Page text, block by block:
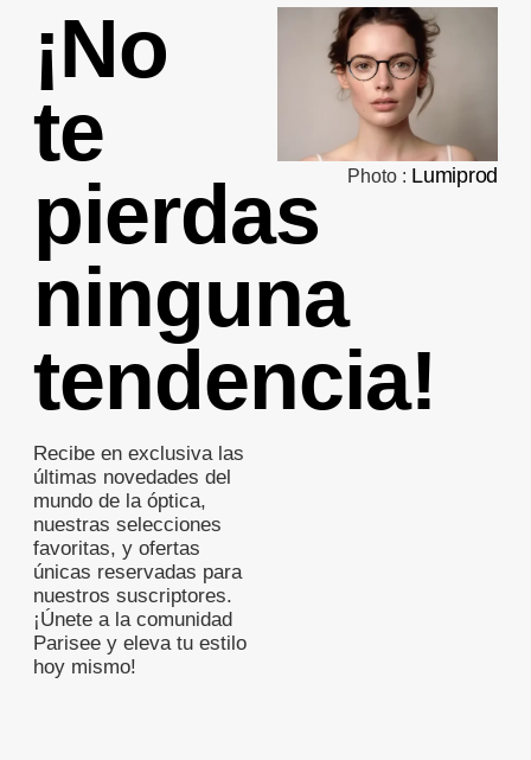
¡No
te
pierdas
ninguna
tendencia!
Recibe en exclusiva las
últimas novedades del
mundo de la óptica,
nuestras selecciones
favoritas, y ofertas
únicas reservadas para
nuestros suscriptores.
¡Únete a la comunidad
Parisee y eleva tu estilo
hoy mismo!
Photo : Lumiprod